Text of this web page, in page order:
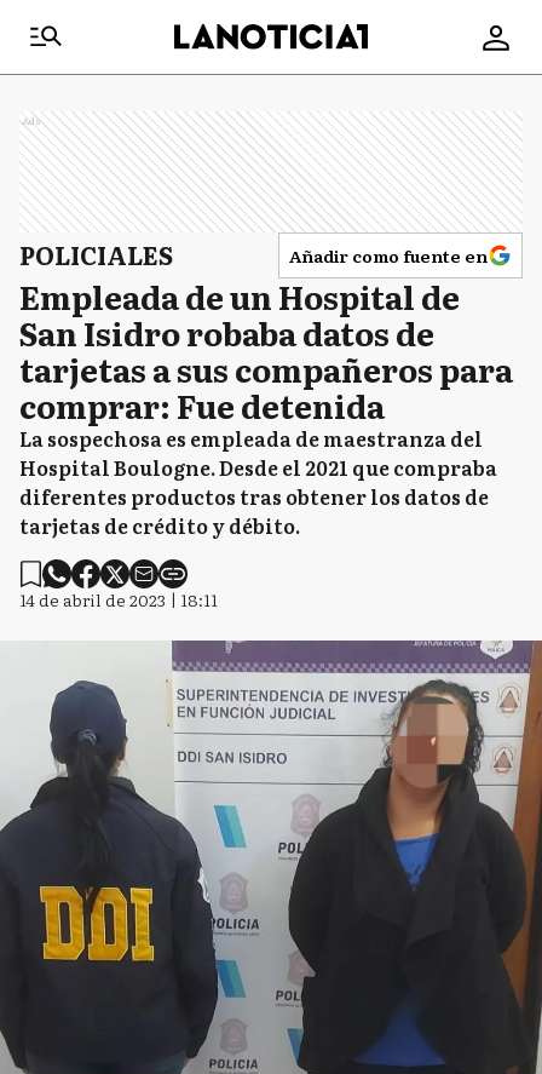
Ads
POLICIALES Añadir como fuente en
Empleada de un Hospital de
San Isidro robaba datos de
tarjetas a sus compañeros para
comprar: Fue detenida
La sospechosa es empleada de maestranza del
Hospital Boulogne. Desde el 2021 que compraba
diferentes productos tras obtener los datos de
tarjetas de crédito y débito.
14 de abril de 2023 | 18:11